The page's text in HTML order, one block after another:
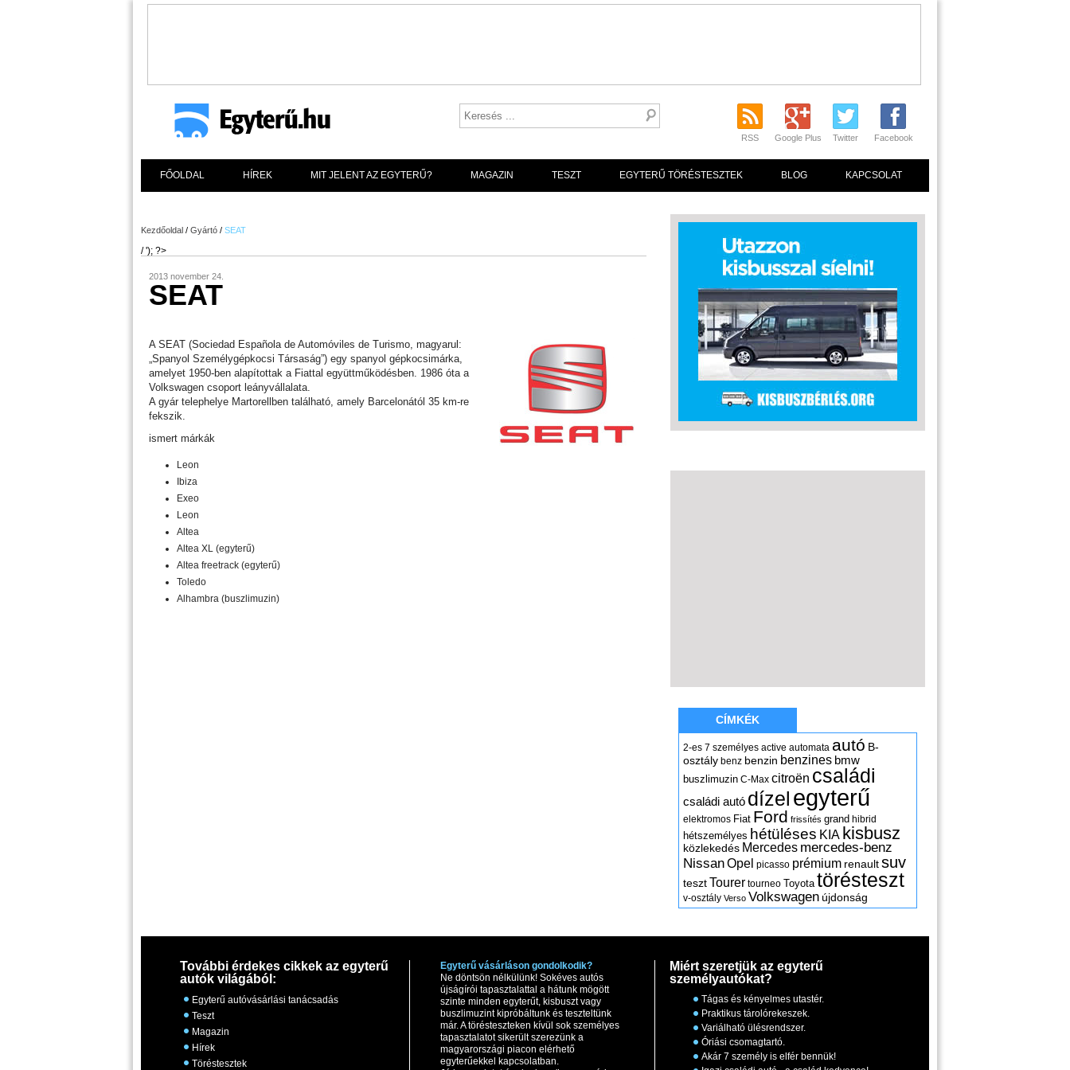
RSS Google Plus Twitter Facebook
FŐOLDAL HÍREK MIT JELENT AZ EGYTERŰ? MAGAZIN TESZT EGYTERŰ TÖRÉSTESZTEK BLOG KAPCSOLAT
Kezdőoldal / Gyártó / SEAT
/ '); ?>
2013 november 24.
SEAT
A SEAT (Sociedad Española de Automóviles de Turismo, magyarul:
„Spanyol Személygépkocsi Társaság”) egy spanyol gépkocsimárka,
amelyet 1950-ben alapítottak a Fiattal együttműködésben. 1986 óta a
Volkswagen csoport leányvállalata.
A gyár telephelye Martorellben található, amely Barcelonától 35 km-re
fekszik.
ismert márkák
Leon
Ibiza
Exeo
Leon
Altea
Altea XL (egyterű)
Altea freetrack (egyterű)
Toledo
Alhambra (buszlimuzin)
CÍMKÉK
2-es 7 személyes active automata autó B-
osztály benz benzin benzines bmw
buszlimuzin C-Max citroën családi
családi autó dízel egyterű
elektromos Fiat Ford frissítés grand hibrid
hétszemélyes hétüléses KIA kisbusz
közlekedés Mercedes mercedes-benz
NissanOpel picasso prémium renaultsuv
tesztTourer tourneo Toyota törésteszt
v-osztály Verso Volkswagen újdonság
További érdekes cikkek az egyterű
autók világából:
Egyterű autóvásárlási tanácsadás
Teszt
Magazin
Hírek
Töréstesztek
Egyterű vásárláson gondolkodik?
Ne döntsön nélkülünk! Sokéves autós
újságírói tapasztalattal a hátunk mögött
szinte minden egyterűt, kisbuszt vagy
buszlimuzint kipróbáltunk és teszteltünk
már. A törésteszteken kívül sok személyes
tapasztalatot sikerült szerezünk a
magyarországi piacon elérhető
egyterűekkel kapcsolatban.
Miért szeretjük az egyterű
személyautókat?
Tágas és kényelmes utastér.
Praktikus tárolórekeszek.
Variálható ülésrendszer.
Óriási csomagtartó.
Akár 7 személy is elfér bennük!